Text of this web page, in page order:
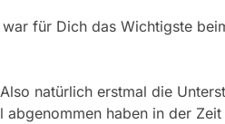
für Dich das Wichtigste
natürlich erstmal die
haben in der